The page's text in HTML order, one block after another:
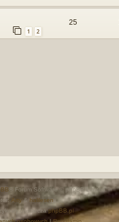
1 2
25
® Forum Software © phpBB Limited
Arty& halilesen
dostarczaphpBB.pl